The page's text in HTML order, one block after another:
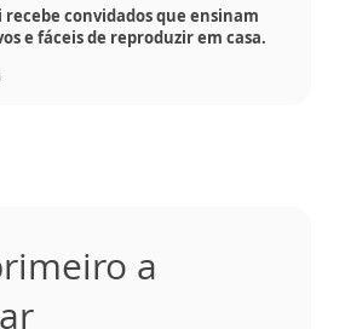
convidados que ensinam
e fáceis de reproduzir em casa.
a